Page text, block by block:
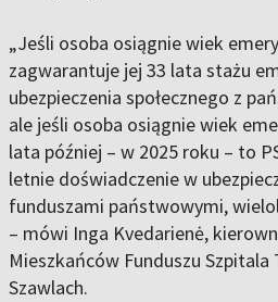
„Jeśli osoba osiągnie wiek
zagwarantuje jej 33 lata stażu
ubezpieczenia społecznego z
ale jeśli osoba osiągnie wiek
lata później – w 2025 roku – to
letnie doświadczenie w
funduszami państwowymi,
– mówi Inga Kvedarienė,
Mieszkańców Funduszu
Szawlach.